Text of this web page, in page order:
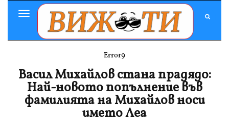
Toggle
Navigation
Error9
Васил Михайлов стана прадядо:
Най-новото попълнение във
фамилията на Михайлов носи
името Леа